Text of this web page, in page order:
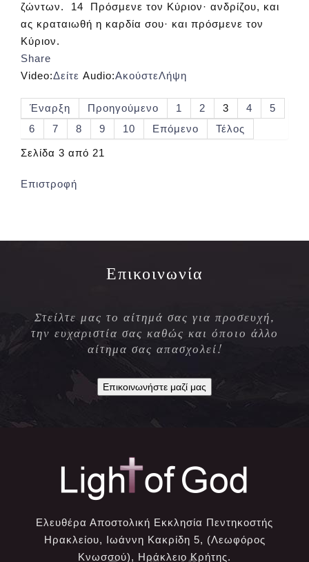
ζώντων. 14 Πρόσμενε τον Κύριον· ανδρίζου, και
ας κραταιωθή η καρδία σου· και πρόσμενε τον
Κύριον.
Share
Video:Δείτε Audio:ΑκούστεΛήψη
Έναρξη Προηγούμενο 1 2 3 4
5
6
7 8 9 10 Επόμενο Τέλος
Σελίδα 3 από 21
Επιστροφή
Επικοινωνία
Στείλτε μας το αίτημά σας για προσευχή,
την ευχαριστία σας καθώς και όποιο άλλο
αίτημα σας απασχολεί!
Επικοινωνήστε μαζί μας
Ελευθέρα Αποστολική Εκκλησία Πεντηκοστής
Ηρακλείου, Ιωάννη Κακρίδη 5, (Λεωφόρος
Κνωσσού), Ηράκλειο Κρήτης.